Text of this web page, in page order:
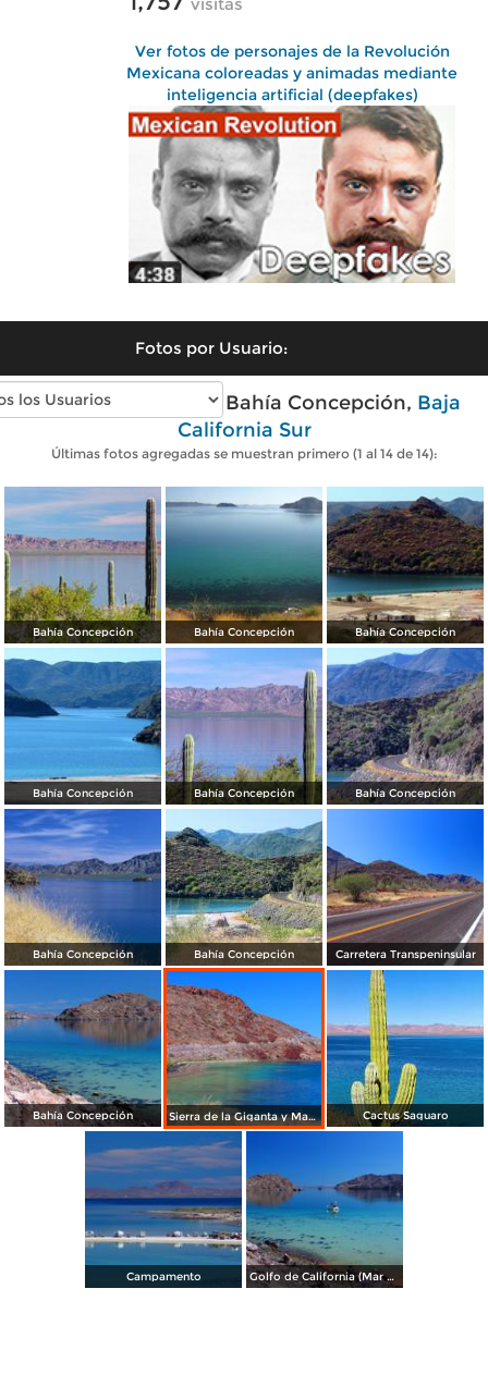
Ver fotos de personajes de la Revolución
Mexicana coloreadas y animadas mediante
inteligencia artificial (deepfakes)
Fotos por Usuario:
Fotos modernas de Bahía Concepción, Baja
California Sur
Últimas fotos agregadas se muestran primero (1 al 14 de 14):
Bahía Concepción Bahía Concepción Bahía Concepción
Bahía Concepción Bahía Concepción Bahía Concepción
Bahía Concepción Bahía Concepción Carretera Transpeninsular
Bahía Concepción Sierra de la Giganta y Mar de Cortés Cactus Saguaro
Campamento Golfo de California (Mar de Cortés)